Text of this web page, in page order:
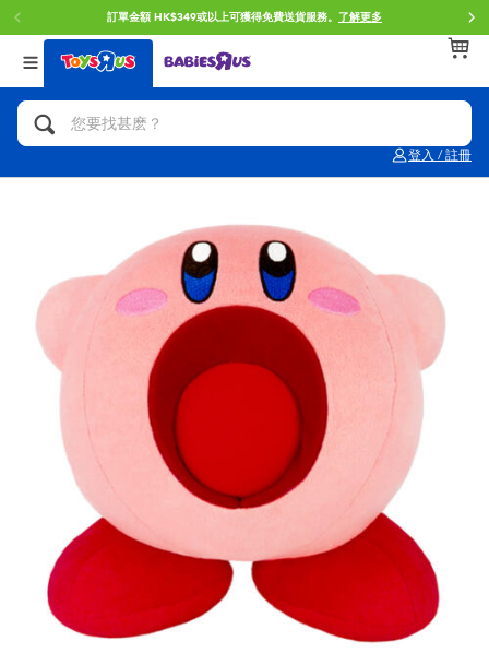
訂單金額 HK$349或以上可獲得免費送貨服務。 了解更多
登入 / 註冊
返回
分類目錄
人氣英雄,角色扮演,射擊玩具
拼砌組合及樂高LEGO
玩具車,貨車,火車及遙控系列
手工藝,文具,蠟筆,泥膠,畫板
娃娃, 芭比,收藏公仔
電子玩具
遊戲及拼圖系列
益智學習玩具
返回
品牌
Brunch Brother 早午餐兄弟
Spider-Man蜘蛛俠
Mini Brands
Play-Doh培樂多
Pokemon寶可夢
playpop
LEGO樂高
LeapFrog跳跳蛙
返回
年齢
0~2歳
8~11歳